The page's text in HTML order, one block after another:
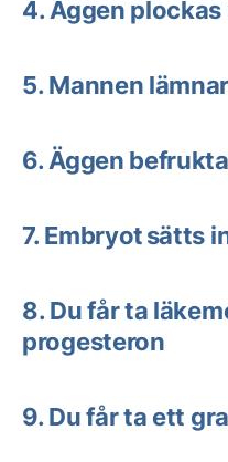
4. Äggen plockas
5. Mannen
6. Äggen
7. Embryot sätts
8. Du får ta
progesteron
9. Du får ta ett